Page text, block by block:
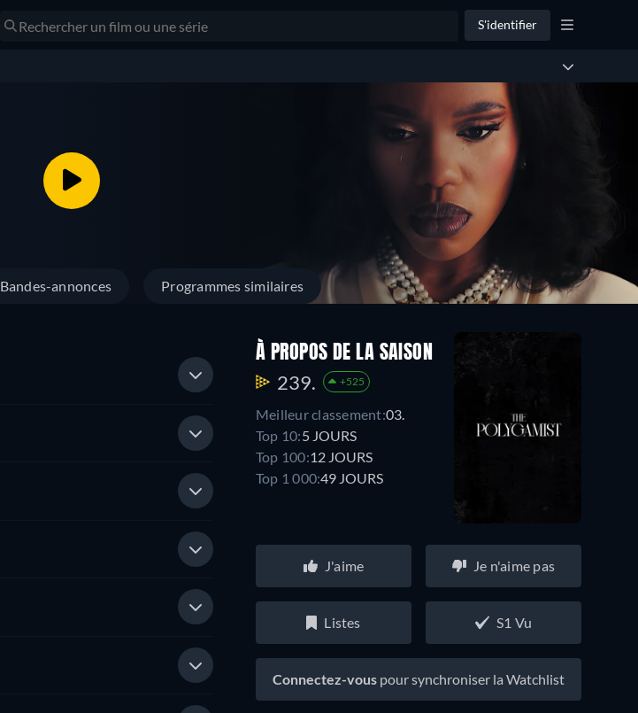
S'identifier
Bandes-annonces Programmes similaires
À PROPOS DE LA SAISON
239. +525
Meilleur classement:03.
Top 10:5 JOURS
Top 100:12 JOURS
Top 1 000:49 JOURS
J'aime Je n'aime pas
Listes S1 Vu
Connectez-vous pour synchroniser la Watchlist